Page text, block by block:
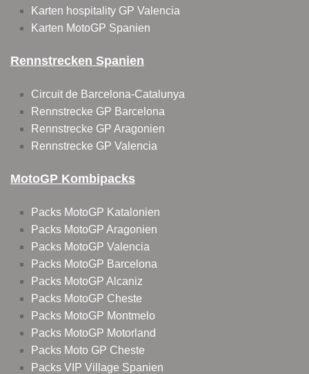
Karten hospitality GP Valencia
Karten MotoGP Spanien
Rennstrecken Spanien
Circuit de Barcelona-Catalunya
Rennstrecke GP Barcelona
Rennstrecke GP Aragonien
Rennstrecke GP Valencia
MotoGP Kombipacks
Packs MotoGP Katalonien
Packs MotoGP Aragonien
Packs MotoGP Valencia
Packs MotoGP Barcelona
Packs MotoGP Alcaniz
Packs MotoGP Cheste
Packs MotoGP Montmelo
Packs MotoGP Motorland
Packs Moto GP Cheste
Packs VIP Village Spanien